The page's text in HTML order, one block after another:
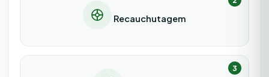
Recauchutagem
3